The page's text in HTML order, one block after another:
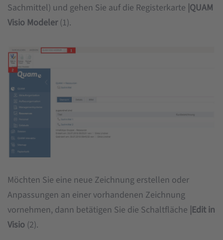
Sachmittel) und gehen Sie auf die Registerkarte |QUAM
Visio Modeler (1).
Möchten Sie eine neue Zeichnung erstellen oder
Anpassungen an einer vorhandenen Zeichnung
vornehmen, dann betätigen Sie die Schaltfläche |Edit in
Visio (2).